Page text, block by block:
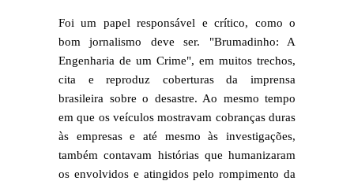
Foi um papel responsável e crítico, como o
bom jornalismo deve ser. "Brumadinho: A
Engenharia de um Crime", em muitos trechos,
cita e reproduz coberturas da imprensa
brasileira sobre o desastre. Ao mesmo tempo
em que os veículos mostravam cobranças duras
às empresas e até mesmo às investigações,
também contavam histórias que humanizaram
os envolvidos e atingidos pelo rompimento da